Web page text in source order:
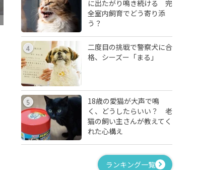
に出たがり鳴き続ける 完
全室内飼育でどう寄り添
う？
4
二度目の挑戦で警察犬に合
格、シーズー「まる」
5
18歳の愛猫が大声で鳴
く、どうしたらいい？ 老
猫の飼い主さんが教えてく
れた心構え
ランキング一覧